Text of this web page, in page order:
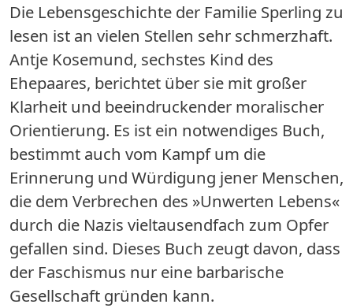
Die Lebensgeschichte der Familie Sperling zu
lesen ist an vielen Stellen sehr schmerzhaft.
Antje Kosemund, sechstes Kind des
Ehepaares, berichtet über sie mit großer
Klarheit und beeindruckender moralischer
Orientierung. Es ist ein notwendiges Buch,
bestimmt auch vom Kampf um die
Erinnerung und Würdigung jener Menschen,
die dem Verbrechen des »Unwerten Lebens«
durch die Nazis vieltausendfach zum Opfer
gefallen sind. Dieses Buch zeugt davon, dass
der Faschismus nur eine barbarische
Gesellschaft gründen kann.